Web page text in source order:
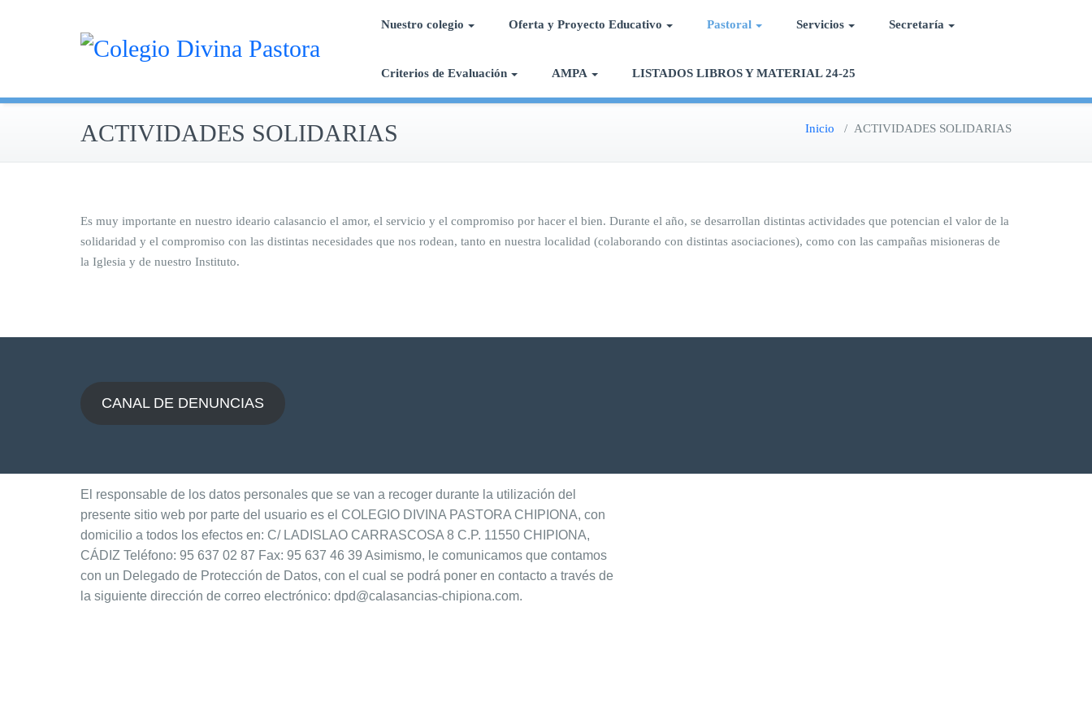
Nuestro colegio Oferta y Proyecto Educativo Pastoral Servicios Secretaría
Criterios de Evaluación AMPA LISTADOS LIBROS Y MATERIAL 24-25
ACTIVIDADES SOLIDARIAS Inicio / ACTIVIDADES SOLIDARIAS
Es muy importante en nuestro ideario calasancio el amor, el servicio y el compromiso por hacer el bien. Durante el año, se desarrollan distintas actividades que potencian el valor de la
solidaridad y el compromiso con las distintas necesidades que nos rodean, tanto en nuestra localidad (colaborando con distintas asociaciones), como con las campañas misioneras de
la Iglesia y de nuestro Instituto.
CANAL DE DENUNCIAS
El responsable de los datos personales que se van a recoger durante la utilización del
presente sitio web por parte del usuario es el COLEGIO DIVINA PASTORA CHIPIONA, con
domicilio a todos los efectos en: C/ LADISLAO CARRASCOSA 8 C.P. 11550 CHIPIONA,
CÁDIZ Teléfono: 95 637 02 87 Fax: 95 637 46 39 Asimismo, le comunicamos que contamos
con un Delegado de Protección de Datos, con el cual se podrá poner en contacto a través de
la siguiente dirección de correo electrónico: dpd@calasancias-chipiona.com.